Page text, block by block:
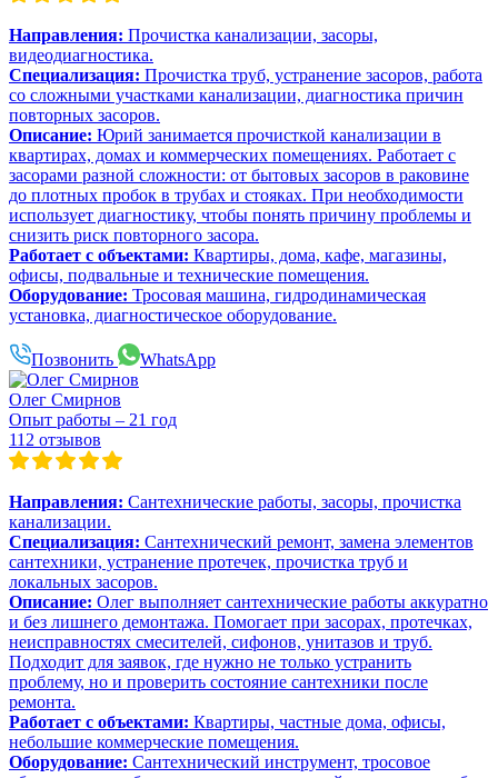
Направления: Прочистка канализации, засоры,
видеодиагностика.
Специализация: Прочистка труб, устранение засоров, работа
со сложными участками канализации, диагностика причин
повторных засоров.
Описание: Юрий занимается прочисткой канализации в
квартирах, домах и коммерческих помещениях. Работает с
засорами разной сложности: от бытовых засоров в раковине
до плотных пробок в трубах и стояках. При необходимости
использует диагностику, чтобы понять причину проблемы и
снизить риск повторного засора.
Работает с объектами: Квартиры, дома, кафе, магазины,
офисы, подвальные и технические помещения.
Оборудование: Тросовая машина, гидродинамическая
установка, диагностическое оборудование.
Позвонить WhatsApp
Олег Смирнов
Опыт работы – 21 год
112 отзывов
Направления: Сантехнические работы, засоры, прочистка
канализации.
Специализация: Сантехнический ремонт, замена элементов
сантехники, устранение протечек, прочистка труб и
локальных засоров.
Описание: Олег выполняет сантехнические работы аккуратно
и без лишнего демонтажа. Помогает при засорах, протечках,
неисправностях смесителей, сифонов, унитазов и труб.
Подходит для заявок, где нужно не только устранить
проблему, но и проверить состояние сантехники после
ремонта.
Работает с объектами: Квартиры, частные дома, офисы,
небольшие коммерческие помещения.
Оборудование: Сантехнический инструмент, тросовое